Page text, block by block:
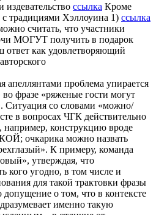
ссылка Кроме
с традициями Хэллоуина 1) ссылка
считать, что участники
МОГУТ получить в подарок
ответ как удовлетворяющий
апеллянтами проблема упирается
фразе «ряженые гости могут
Ситуация со словами «можно/
в вопросах ЧГК действительно
например, конструкцию вроде
очкарика можно назвать
К примеру, команда
утверждая, что
кого угодно, в том числе и
для такой трактовки фразы
допущение о том, что в контексте
именно такую